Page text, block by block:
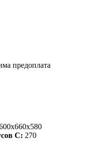
предоплата
С: 270